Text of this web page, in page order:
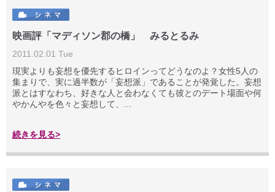
映画評「マディソン郡の橋」 みるとるみ
2011.02.01 Tue
現実よりも妄想を優先するヒロインってどうなのよ？女性5人の
集まりで、実に過半数が「妄想派」であることが発覚した。妄想
派とはすなわち、好きな人と会わなくても彼とのデート場面や何
やかんやを色々と妄想して、...
続きを見る>